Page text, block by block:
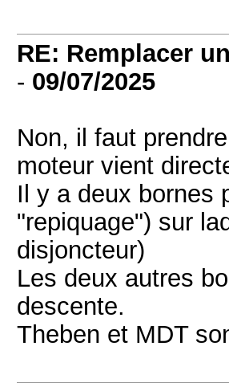
RE: Remplacer
- 09/07/2025
Non, il faut
moteur vient
Il y a deux bornes
"repiquage") sur
disjoncteur)
Les deux autres
descente.
Theben et MDT